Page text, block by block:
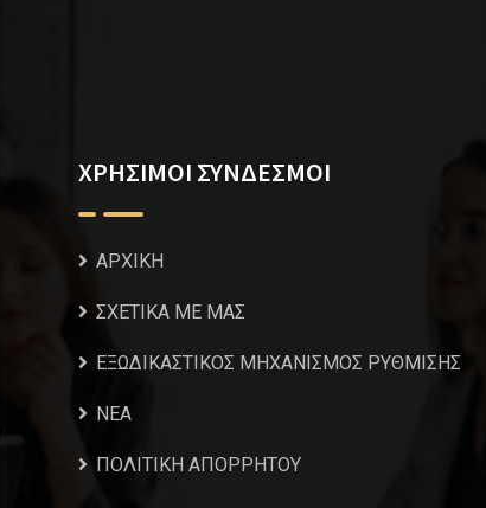
ΧΡΗΣΙΜΟΙ ΣΥΝΔΕΣΜΟΙ
ΑΡΧΙΚΗ
ΣΧΕΤΙΚΑ ΜΕ ΜΑΣ
ΕΞΩΔΙΚΑΣΤΙΚΟΣ ΜΗΧΑΝΙΣΜΟΣ ΡΥΘΜΙΣΗΣ
NEA
ΠΟΛΙΤΙΚΗ ΑΠΟΡΡΗΤΟΥ